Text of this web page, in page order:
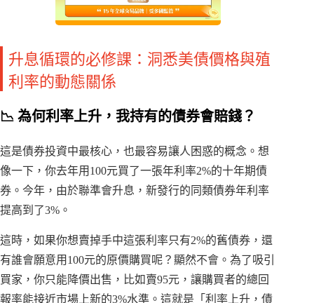
升息循環的必修課：洞悉美債價格與殖
利率的動態關係
📉 為何利率上升，我持有的債券會賠錢？
這是債券投資中最核心，也最容易讓人困惑的概念。想
像一下，你去年用100元買了一張年利率2%的十年期債
券。今年，由於聯準會升息，新發行的同類債券年利率
提高到了3%。
這時，如果你想賣掉手中這張利率只有2%的舊債券，還
有誰會願意用100元的原價購買呢？顯然不會。為了吸引
買家，你只能降價出售，比如賣95元，讓購買者的總回
報率能接近市場上新的3%水準。這就是「利率上升，債